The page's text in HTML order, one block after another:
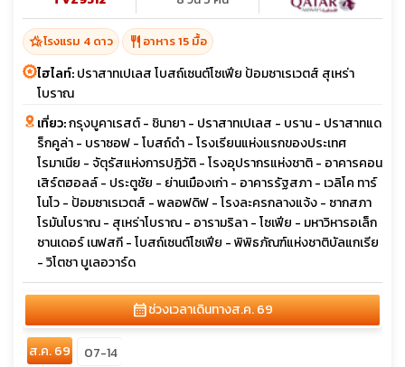
hotel_classโรงแรม 4 ดาว restaurant อาหาร 15 มื้อ
ไฮไลท์:ปราสาทเปเลส โบสถ์เซนต์โซเฟีย ป้อมซาเรเวตส์ สุเหร่า
โบราณ
เที่ยว:กรุงบูคาเรสต์ - ชินายา - ปราสาทเปเลส - บราน - ปราสาทแด
ร็กคูล่า - บราซอฟ - โบสถ์ดำ - โรงเรียนแห่งแรกของประเทศ
โรมาเนีย - จัตุรัสแห่งการปฏิวัติ - โรงอุปรากรแห่งชาติ - อาคารคอน
เสิร์ตฮอลล์ - ประตูชัย - ย่านเมืองเก่า - อาคารรัฐสภา - เวลิโค ทาร์
โนโว - ป้อมซาเรเวตส์ - พลอฟดิฟ - โรงละครกลางแจ้ง - ซากสภา
โรมันโบราณ - สุเหร่าโบราณ - อารามริลา - โซเฟีย - มหาวิหารอเล็ก
ซานเดอร์ เนฟสกี - โบสถ์เซนต์โซเฟีย - พิพิธภัณฑ์แห่งชาติบัลแกเรีย
- วิโตชา บูเลอวาร์ด
calendar_monthช่วงเวลาเดินทางส.ค. 69
ส.ค. 69 07-14